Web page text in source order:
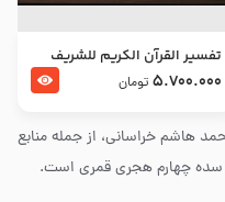
هاشم خراسانی، از جمله منابع
سده چهارم هجری قمری است.
تفسير القرآن الكريم للشريف
المرتضي قدس سرّه
5.700.000 تومان